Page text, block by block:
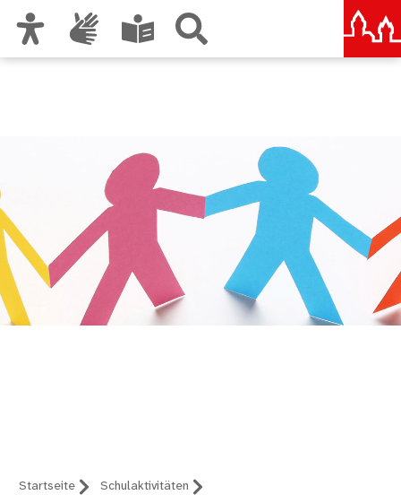
Startseite
Schulaktivitäten